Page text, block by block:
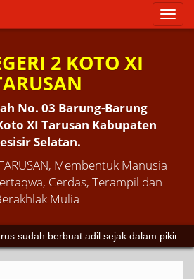
Toggle
2 KOTO XI
No. 03 Barung-Barung
XI Tarusan Kabupaten
Selatan.
Membentuk Manusia
Cerdas, Terampil dan
Mulia
sudah berbuat adil sejak dalam